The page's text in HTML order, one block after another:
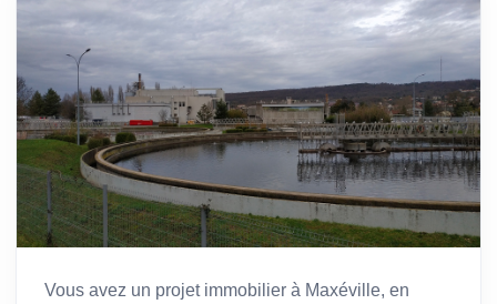
Vous avez un projet immobilier à Maxéville, en